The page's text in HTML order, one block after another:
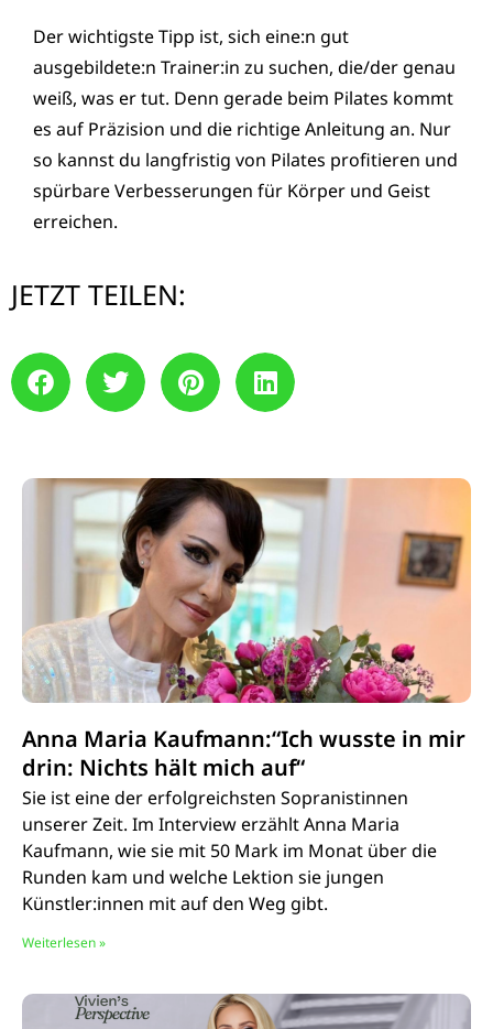
Der wichtigste Tipp ist, sich eine:n gut
ausgebildete:n Trainer:in zu suchen, die/der genau
weiß, was er tut. Denn gerade beim Pilates kommt
es auf Präzision und die richtige Anleitung an. Nur
so kannst du langfristig von Pilates profitieren und
spürbare Verbesserungen für Körper und Geist
erreichen.
JETZT TEILEN:
Anna Maria Kaufmann:“Ich wusste in mir
drin: Nichts hält mich auf“
Sie ist eine der erfolgreichsten Sopranistinnen
unserer Zeit. Im Interview erzählt Anna Maria
Kaufmann, wie sie mit 50 Mark im Monat über die
Runden kam und welche Lektion sie jungen
Künstler:innen mit auf den Weg gibt.
Weiterlesen »